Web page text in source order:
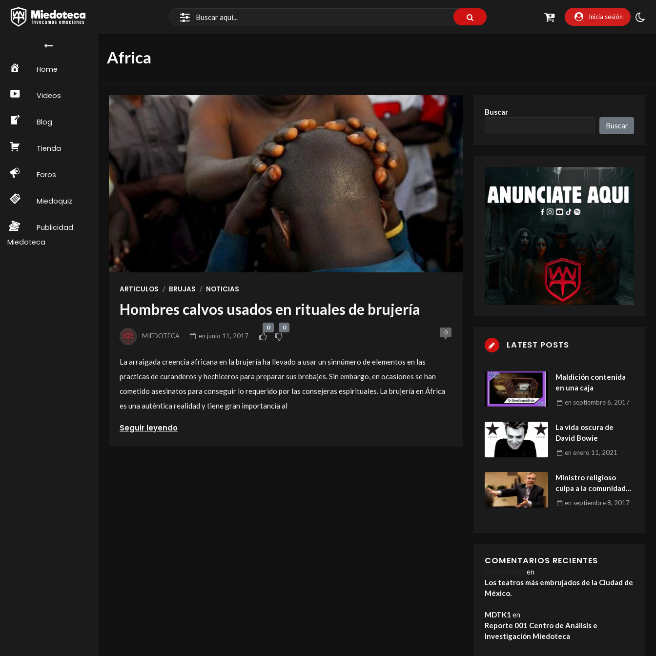
Inicia sesión
Home
Videos
Blog
Tienda
Foros
Miedoquiz
Publicidad
Miedoteca
Africa
ARTICULOS / BRUJAS / NOTICIAS
Hombres calvos usados en rituales de brujería
MIEDOTECA en junio 11, 2017
0 0
0
La arraigada creencia africana en la brujería ha llevado a usar un sinnúmero de elementos en las
practicas de curanderos y hechiceros para preparar sus brebajes. Sin embargo, en ocasiones se han
cometido asesinatos para conseguir lo requerido por las consejeras espirituales. La brujería en África
es una auténtica realidad y tiene gran importancia al
Seguir leyendo
Buscar
Buscar
LATEST POSTS
Maldición contenida
en una caja
en septiembre 6, 2017
La vida oscura de
David Bowie
en enero 11, 2021
Ministro religioso
culpa a la comunidad
LGTB de los desastres
en septiembre 8, 2017
COMENTARIOS RECIENTES
en
Los teatros más embrujados de la Ciudad de
México.
MDTK1 en
Reporte 001 Centro de Análisis e
Investigación Miedoteca